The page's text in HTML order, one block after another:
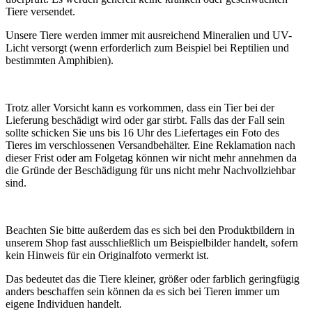
Tiere versendet.
Unsere Tiere werden immer mit ausreichend Mineralien und UV-
Licht versorgt (wenn erforderlich zum Beispiel bei Reptilien und
bestimmten Amphibien).
Trotz aller Vorsicht kann es vorkommen, dass ein Tier bei der
Lieferung beschädigt wird oder gar stirbt. Falls das der Fall sein
sollte schicken Sie uns bis 16 Uhr des Liefertages ein Foto des
Tieres im verschlossenen Versandbehälter. Eine Reklamation nach
dieser Frist oder am Folgetag können wir nicht mehr annehmen da
die Gründe der Beschädigung für uns nicht mehr Nachvollziehbar
sind.
Beachten Sie bitte außerdem das es sich bei den Produktbildern in
unserem Shop fast ausschließlich um Beispielbilder handelt, sofern
kein Hinweis für ein Originalfoto vermerkt ist.
Das bedeutet das die Tiere kleiner, größer oder farblich geringfügig
anders beschaffen sein können da es sich bei Tieren immer um
eigene Individuen handelt.